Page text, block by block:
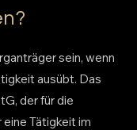
sein, wenn
ausübt. Das
der für die
Tätigkeit im